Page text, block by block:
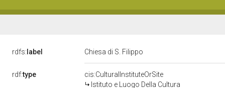
rdfs: label Chiesa di S. Filippo
rdf:type
cis:CulturalInstituteOrSite
Istituto e Luogo Della Cultura